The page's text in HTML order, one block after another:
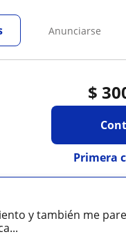
Anunciarse
$
Primera
y también me